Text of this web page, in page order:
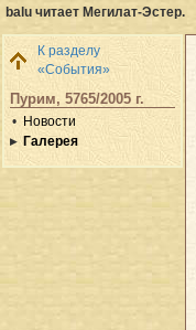
balu читает Мегилат-Эстер.
К разделу
«События»
Пурим, 5765/2005 г.
Новости
Галерея